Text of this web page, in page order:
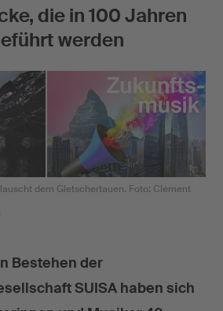
die in 100 Jahren
werden
dem Gletschertauen. Foto: Clément
Bestehen der
SUISA haben sich